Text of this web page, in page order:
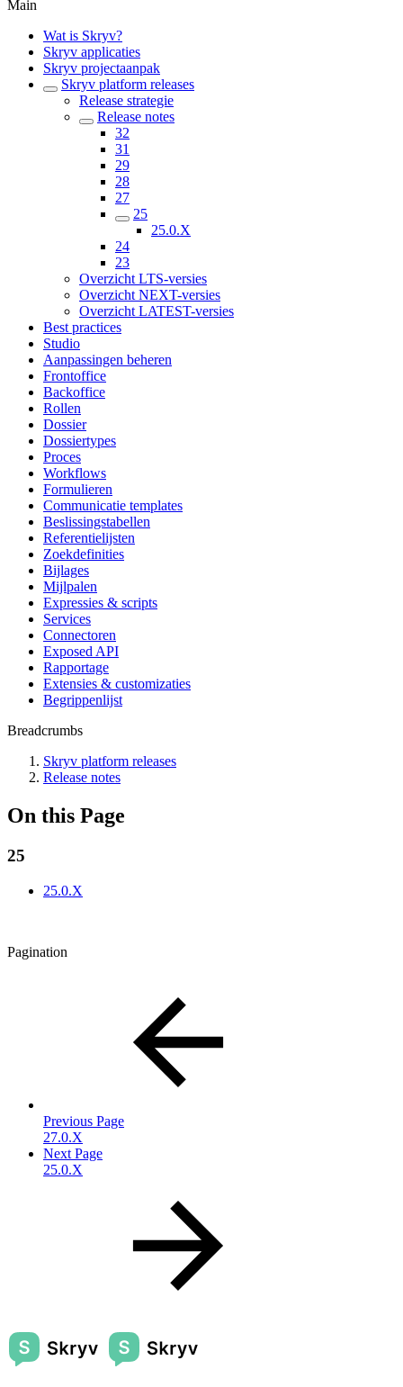
Main
Wat is Skryv?
Skryv applicaties
Skryv projectaanpak
Skryv platform releases
Release strategie
Release notes
32
31
29
28
27
25
25.0.X
24
23
Overzicht LTS-versies
Overzicht NEXT-versies
Overzicht LATEST-versies
Best practices
Studio
Aanpassingen beheren
Frontoffice
Backoffice
Rollen
Dossier
Dossiertypes
Proces
Workflows
Formulieren
Communicatie templates
Beslissingstabellen
Referentielijsten
Zoekdefinities
Bijlages
Mijlpalen
Expressies & scripts
Services
Connectoren
Exposed API
Rapportage
Extensies & customizaties
Begrippenlijst
Breadcrumbs
Skryv platform releases
Release notes
On this Page
25
25.0.X
Pagination
Previous Page
27.0.X
Next Page
25.0.X